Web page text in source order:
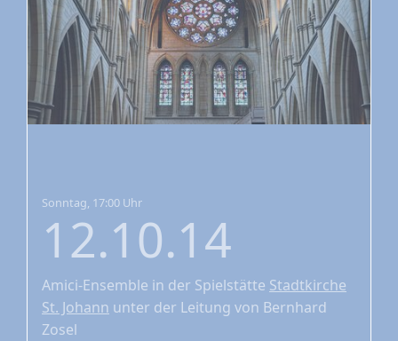
Sonntag, 17:00 Uhr
12.10.14
Amici-Ensemble in der Spielstätte Stadtkirche
St. Johann unter der Leitung von Bernhard
Zosel